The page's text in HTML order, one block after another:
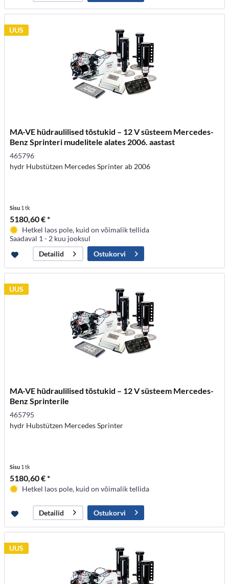
UUS
MA-VE hüdraulilised tõstukid – 12 V süsteem Mercedes-
Benz Sprinteri mudelitele alates 2006. aastast
465796
hydr Hubstützen Mercedes Sprinter ab 2006
Sisu 1 tk
5180,60 € *
Hetkel laos pole, kuid on võimalik tellida
Saadaval 1 - 2 kuu jooksul
Detailid
Ostukorvi
UUS
MA-VE hüdraulilised tõstukid – 12 V süsteem Mercedes-
Benz Sprinterile
465795
hydr Hubstützen Mercedes Sprinter
Sisu 1 tk
5180,60 € *
Hetkel laos pole, kuid on võimalik tellida
Detailid Ostukorvi
UUS